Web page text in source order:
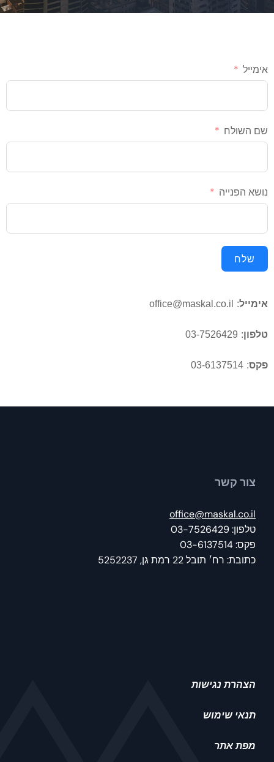
אימייל
שם השולח
נושא הפנייה
שלח
אימייל:
office@maskal.co.il
טלפון: 03-7526429
פקס: 03-6137514
צור קשר
טלפון: 03-7526429
פקס: 03-6137514
כתובת: רח׳ תובל 22 רמת גן, 5252237
office@maskal.co.il
הצהרת נגישות
תנאי שימוש
מפת אתר